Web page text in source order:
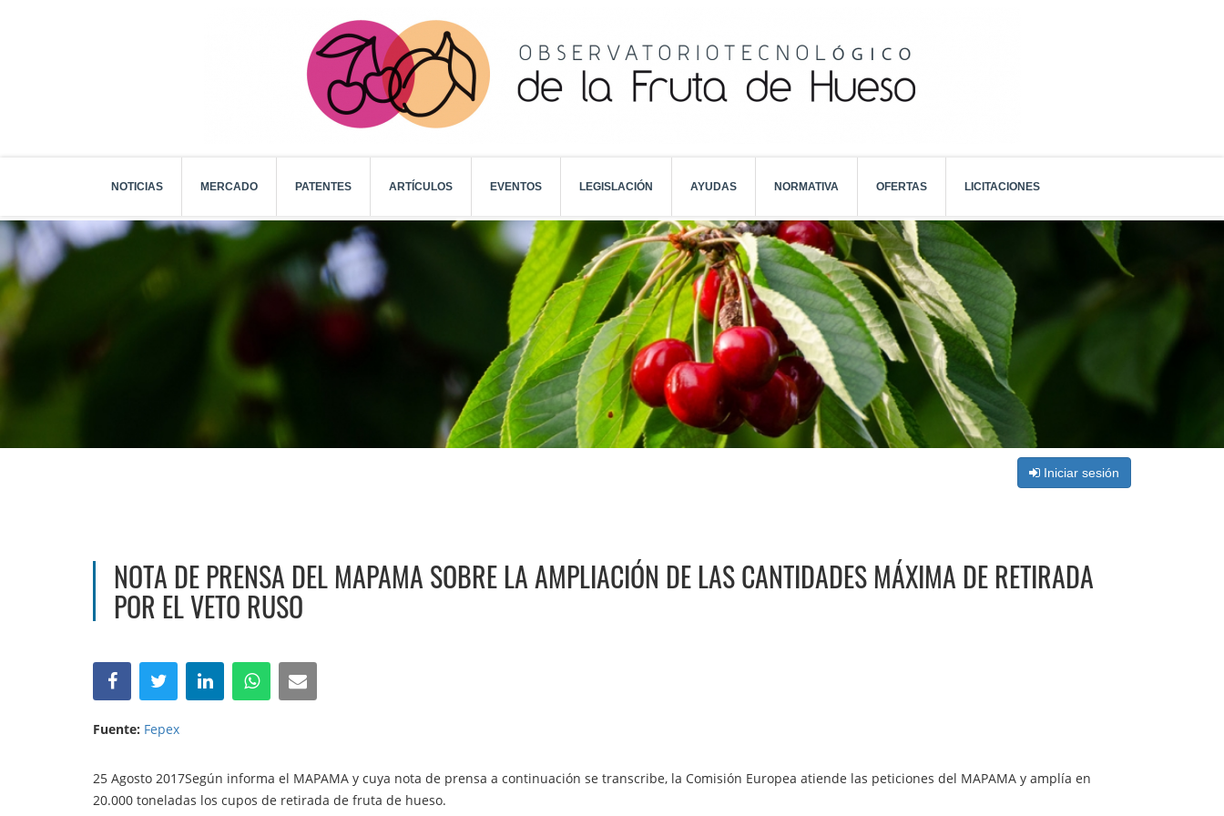
NOTICIAS MERCADO PATENTES ARTÍCULOS EVENTOS LEGISLACIÓN AYUDAS NORMATIVA OFERTAS LICITACIONES
Iniciar sesión
NOTA DE PRENSA DEL MAPAMA SOBRE LA AMPLIACIÓN DE LAS CANTIDADES MÁXIMA DE RETIRADA
POR EL VETO RUSO
Fuente: Fepex
25 Agosto 2017Según informa el MAPAMA y cuya nota de prensa a continuación se transcribe, la Comisión Europea atiende las peticiones del MAPAMA y amplía en
20.000 toneladas los cupos de retirada de fruta de hueso.